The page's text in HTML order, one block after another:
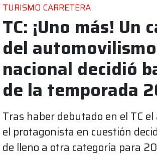
TURISMO CARRETERA
TC: ¡Uno más! Un
del automovilismo
nacional decidió
de la temporada
Tras haber debutado en el TC el
el protagonista en cuestión
de lleno a otra categoría para